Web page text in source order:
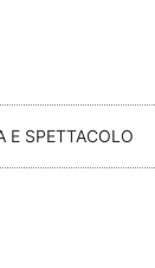
E SPETTACOLO